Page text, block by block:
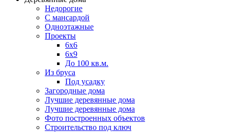
Недорогие
С мансардой
Одноэтажные
Проекты
6х6
6х9
До 100 кв.м.
Из бруса
Под усадку
Загородные дома
Лучшие деревянные дома
Лучшие деревянные дома
Фото построенных объектов
Строительство под ключ